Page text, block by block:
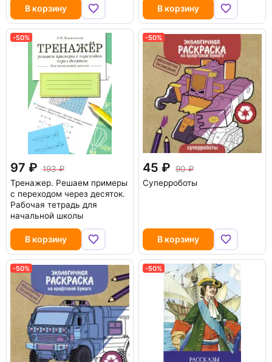
В корзину В корзину
-50%
97
193
Тренажер. Решаем примеры
с переходом через десяток.
Рабочая тетрадь для
начальной школы
В корзину
-50%
45
90
Суперроботы
В корзину
-50% -50%